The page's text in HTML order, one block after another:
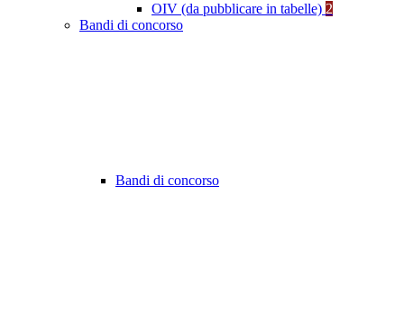
OIV (da pubblicare in tabelle) 2
Bandi di concorso
Bandi di concorso